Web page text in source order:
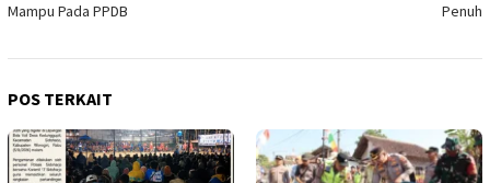
Mampu Pada PPDB
Penuh
POS TERKAIT